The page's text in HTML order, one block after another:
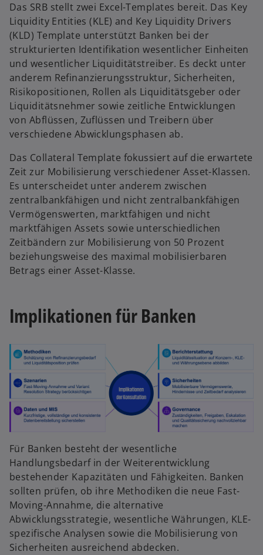
Das SRB stellt zwei Excel-Templates bereit. Das Key
Liquidity Entities (KLE) and Key Liquidity Drivers
(KLD) Template unterstützt Banken bei der
strukturierten Identifikation wesentlicher Einheiten
und wesentlicher Liquiditätstreiber. Es deckt unter
anderem Refinanzierungsstruktur, Sicherheiten,
Risikopositionen, Rollen als Liquiditätsgeber oder
Liquiditätsnehmer sowie zeitliche Entwicklungen
von Abflüssen, Zuflüssen und Treibern über
verschiedene Abwicklungsphasen ab.
Das Collateral Template fokussiert auf die erwartete
Zeit zur Mobilisierung verschiedener Asset-Klassen.
Es unterscheidet unter anderem zwischen
zentralbankfähigen und nicht zentralbankfähigen
Vermögenswerten, marktfähigen und nicht
marktfähigen Assets sowie unterschiedlichen
Zeitbändern zur Mobilisierung von 50 Prozent
beziehungsweise des maximal mobilisierbaren
Betrags einer Asset-Klasse.
Implikationen für Banken
Für Banken besteht der wesentliche
Handlungsbedarf in der Weiterentwicklung
bestehender Kapazitäten und Fähigkeiten. Banken
sollten prüfen, ob ihre Methodiken die neue Fast-
Moving-Annahme, die alternative
Abwicklungsstrategie, wesentliche Währungen, KLE-
spezifische Analysen sowie die Mobilisierung von
Sicherheiten ausreichend abdecken.